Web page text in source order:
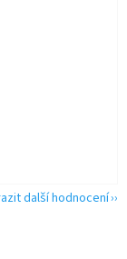
další hodnocení